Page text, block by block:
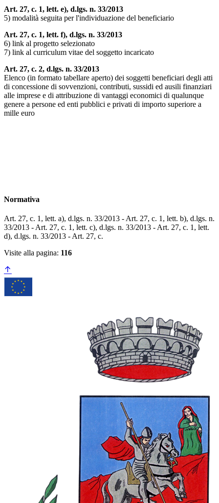
Art. 27, c. 1, lett. e), d.lgs. n. 33/2013
5) modalità seguita per l'individuazione del beneficiario
Art. 27, c. 1, lett. f), d.lgs. n. 33/2013
6) link al progetto selezionato
7) link al curriculum vitae del soggetto incaricato
Art. 27, c. 2, d.lgs. n. 33/2013
Elenco (in formato tabellare aperto) dei soggetti beneficiari degli atti
di concessione di sovvenzioni, contributi, sussidi ed ausili finanziari
alle imprese e di attribuzione di vantaggi economici di qualunque
genere a persone ed enti pubblici e privati di importo superiore a
mille euro
Normativa
Art. 27, c. 1, lett. a), d.lgs. n. 33/2013 - Art. 27, c. 1, lett. b), d.lgs. n.
33/2013 - Art. 27, c. 1, lett. c), d.lgs. n. 33/2013 - Art. 27, c. 1, lett.
d), d.lgs. n. 33/2013 - Art. 27, c.
Visite alla pagina: 116